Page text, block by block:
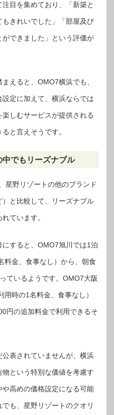
目を集めており、「新築と
きれいでした」「部屋及び
できました」という評価が
えると、OMO7横浜でも、
定に加えて、横浜ならでは
しむサービスが提供される
と言えそうです。
でもリーズナブル
星野リゾートの他のブランド
）と比較して、リーズナブル
ています。
すると、OMO7旭川では1泊
料金、食事なし）から、朝食
ているようです。OMO7大阪
時の1名料金、食事なし）
円の追加料金で利用できるそ
表されていませんが、横浜
という特別な価値を考慮す
高めの価格設定になる可能
も、星野リゾートのクオリ